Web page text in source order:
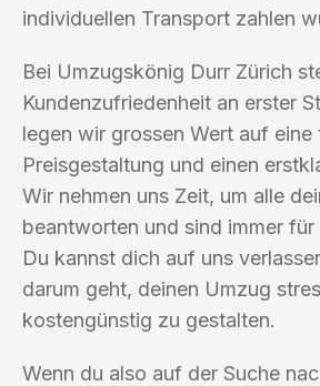
individuellen Transport zahlen
Bei Umzugskönig Durr Zürich
Kundenzufriedenheit an erster
legen wir grossen Wert auf eine
Preisgestaltung und einen
Wir nehmen uns Zeit, um alle
beantworten und sind immer für
Du kannst dich auf uns
darum geht, deinen Umzug
kostengünstig zu gestalten.
Wenn du also auf der Suche